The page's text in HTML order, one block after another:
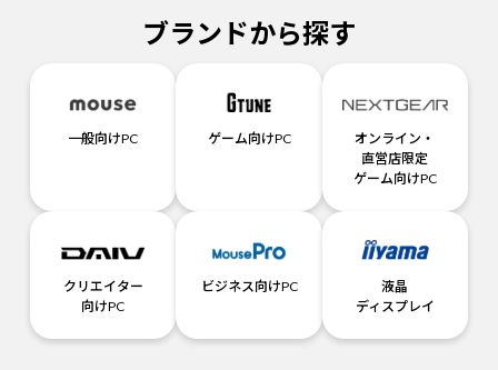
ブランドから探す
一般向けPC ゲーム向けPC
オンライン・
直営店限定
ゲーム向けPC
クリエイター
向けPC
ビジネス向けPC
液晶
ディスプレイ